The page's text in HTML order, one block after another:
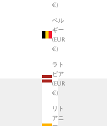
€)
ベル
ギー
(EUR
€)
ラト
ビア
(EUR
€)
リト
アニ